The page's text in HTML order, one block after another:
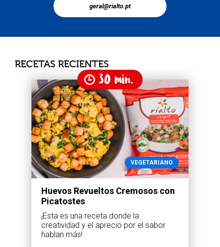
geral@rialto.pt
RECETAS RECIENTES
30 min.
VEGETARIANO
Huevos Revueltos Cremosos con
Picatostes
¡Esta es una receta donde la
creatividad y el aprecio por el sabor
hablan más!